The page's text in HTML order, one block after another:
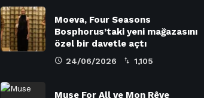
Moeva, Four Seasons
Bosphorus’taki yeni mağazasını
özel bir davetle açtı
24/06/2026 1,105
Muse For All ve Mon Rêve